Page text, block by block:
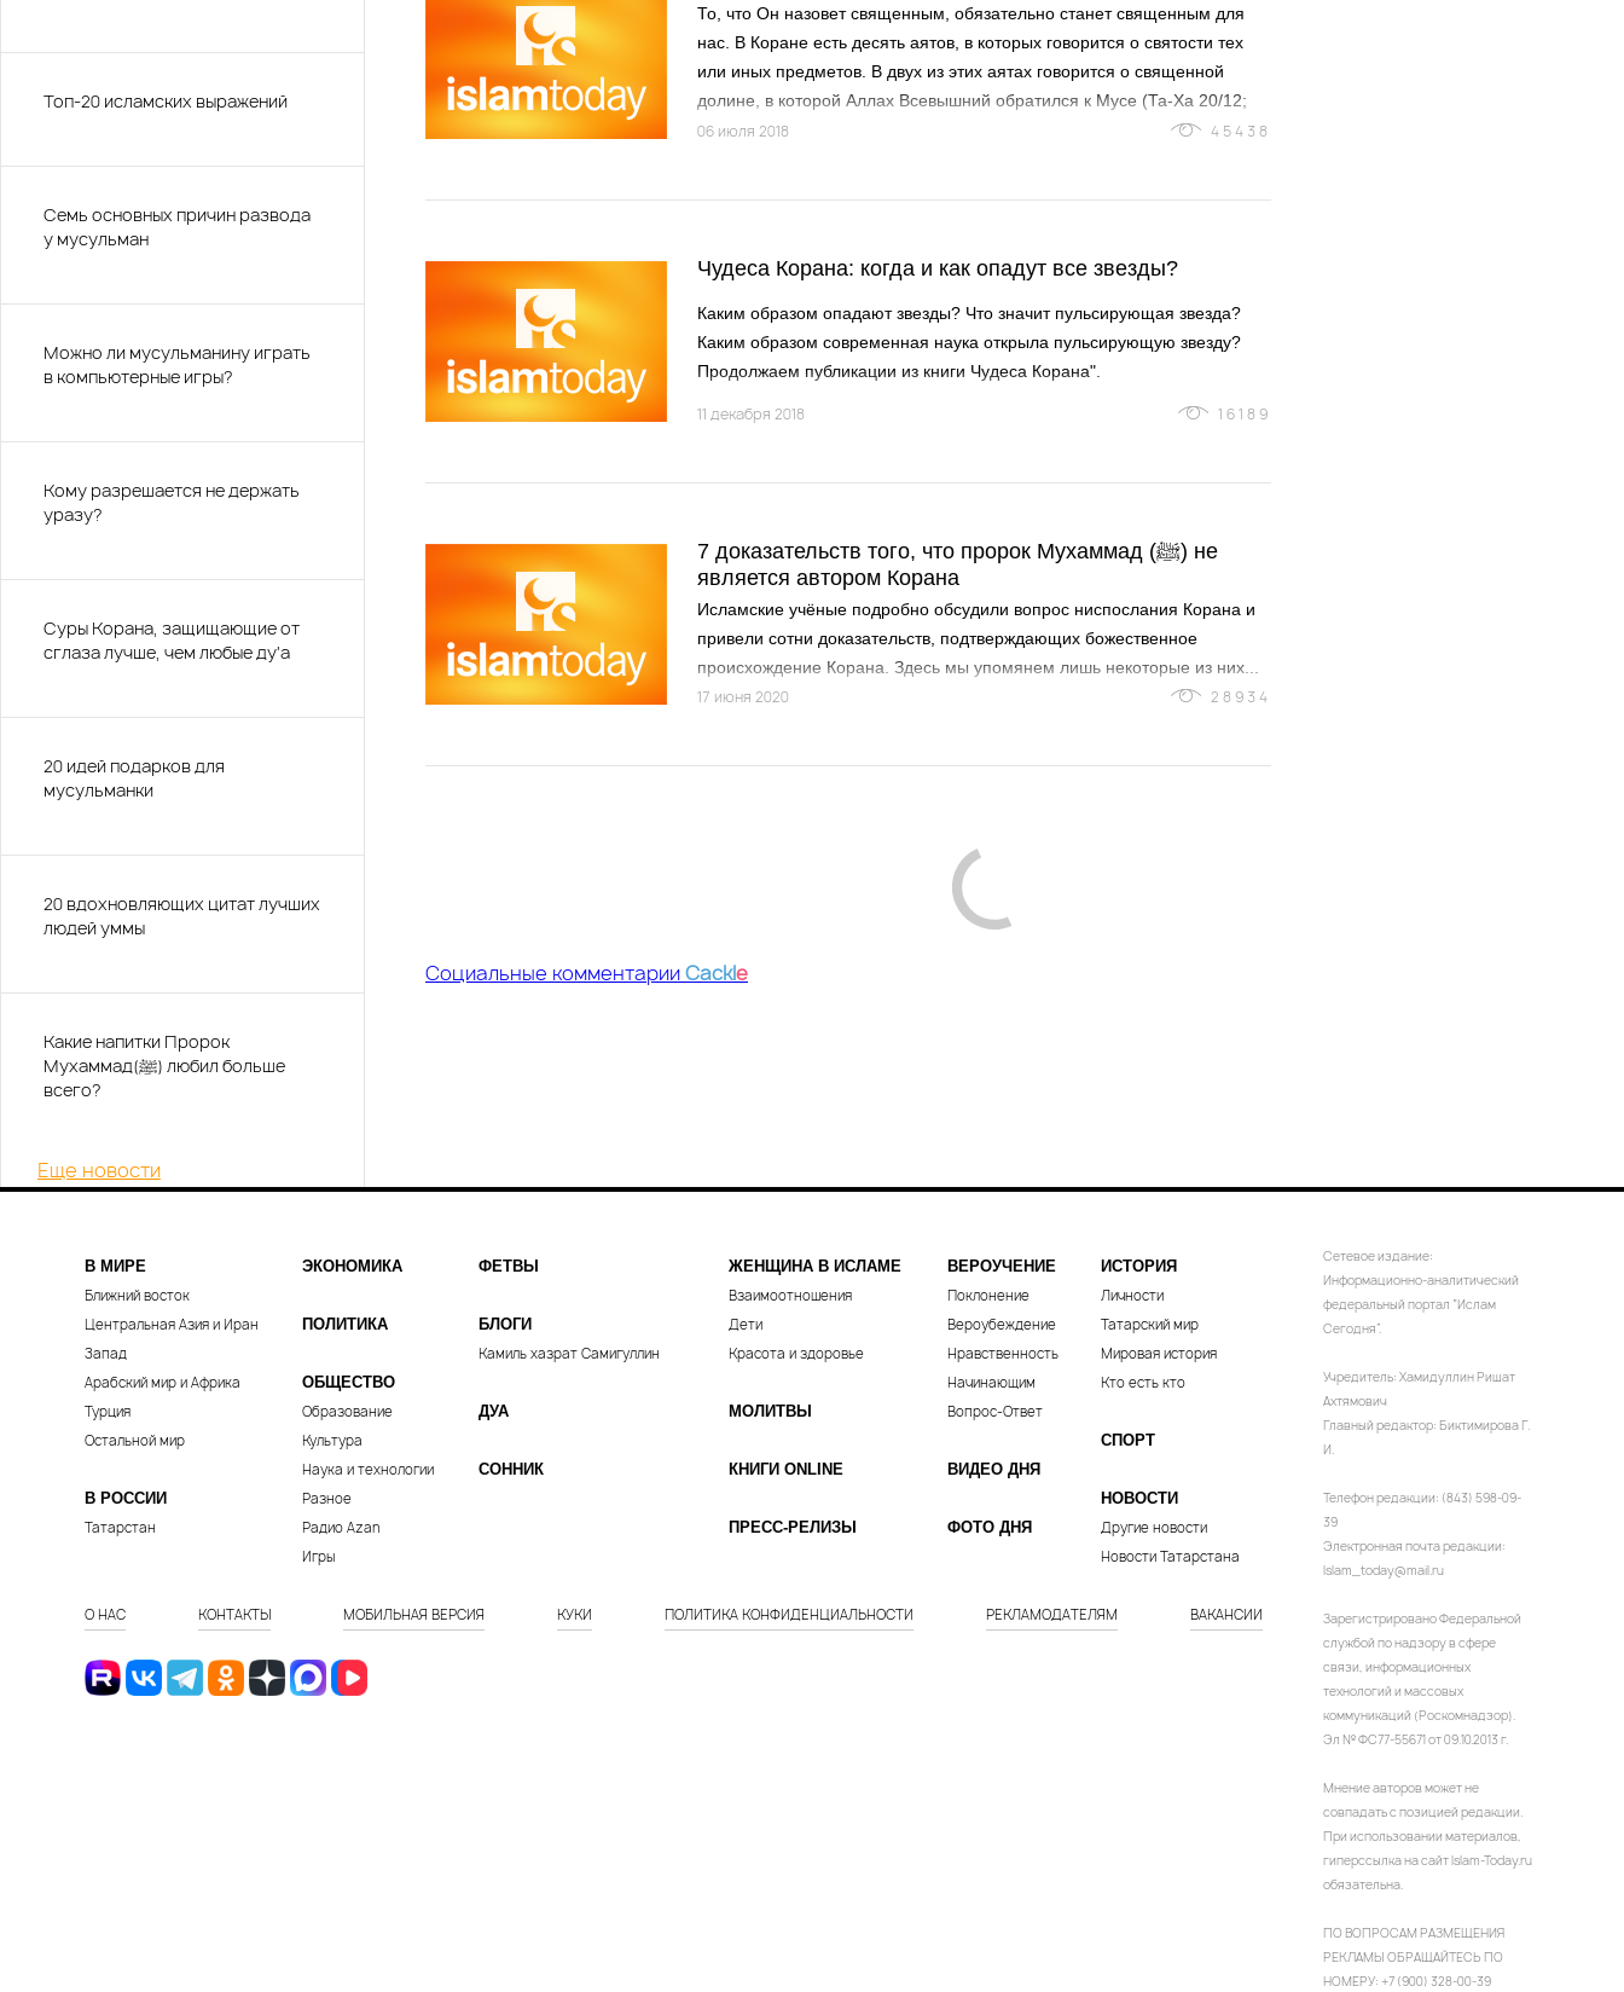
Топ-20 исламских выражений
Семь основных причин развода
у мусульман
Можно ли мусульманину играть
в компьютерные игры?
Кому разрешается не держать
уразу?
Суры Корана, защищающие от
сглаза лучше, чем любые ду'а
20 идей подарков для
мусульманки
20 вдохновляющих цитат лучших
людей уммы
Какие напитки Пророк
Мухаммад(ﷺ) любил больше
всего?
Еще новости
То, что Он назовет священным, обязательно станет священным для
нас. В Коране есть десять аятов, в которых говорится о святости тех
или иных предметов. В двух из этих аятах говорится о священной
долине, в которой Аллах Всевышний обратился к Мусе (Та-Ха 20/12;
ан-Назиат 79/16).
06 июля 2018 45438
Чудеса Корана: когда и как опадут все звезды?
Каким образом опадают звезды? Что значит пульсирующая звезда?
Каким образом современная наука открыла пульсирующую звезду?
Продолжаем публикации из книги Чудеса Корана".
11 декабря 2018 16189
7 доказательств того, что пророк Мухаммад (ﷺ) не
является автором Корана
Исламские учёные подробно обсудили вопрос ниспослания Корана и
привели сотни доказательств, подтверждающих божественное
происхождение Корана. Здесь мы упомянем лишь некоторые из них...
17 июня 2020 28934
Социальные комментарииCackle
В МИРЕ
Ближний восток
Центральная Азия и Иран
Запад
Арабский мир и Африка
Турция
Остальной мир
В РОССИИ
Татарстан
ЭКОНОМИКА
ПОЛИТИКА
ОБЩЕСТВО
Образование
Культура
Наука и технологии
Разное
Радио Azan
Игры
ФЕТВЫ
БЛОГИ
Камиль хазрат Самигуллин
ДУА
СОННИК
ЖЕНЩИНА В ИСЛАМЕ
Взаимоотношения
Дети
Красота и здоровье
МОЛИТВЫ
КНИГИ ONLINE
ПРЕСС-РЕЛИЗЫ
ВЕРОУЧЕНИЕ
Поклонение
Вероубеждение
Нравственность
Начинающим
Вопрос-Ответ
ВИДЕО ДНЯ
ФОТО ДНЯ
ИСТОРИЯ
Личности
Татарский мир
Мировая история
Кто есть кто
СПОРТ
НОВОСТИ
Другие новости
Новости Татарстана
О НАС КОНТАКТЫ МОБИЛЬНАЯ ВЕРСИЯ КУКИ ПОЛИТИКА КОНФИДЕНЦИАЛЬНОСТИ РЕКЛАМОДАТЕЛЯМ ВАКАНСИИ
Сетевое издание:
Информационно-аналитический
федеральный портал “Ислам
Сегодня”.
Учредитель: Хамидуллин Ришат
Ахтямович
Главный редактор: Биктимирова Г.
И.
Телефон редакции: (843) 598-09-
39
Электронная почта редакции:
Islam_today@mail.ru
Зарегистрировано Федеральной
службой по надзору в сфере
связи, информационных
технологий и массовых
коммуникаций (Роскомнадзор).
Эл № ФС77-55671 от 09.10.2013 г.
Мнение авторов может не
совпадать с позицией редакции.
При использовании материалов,
гиперссылка на сайт Islam-Today.ru
обязательна.
ПО ВОПРОСАМ РАЗМЕЩЕНИЯ
РЕКЛАМЫ ОБРАЩАЙТЕСЬ ПО
НОМЕРУ: +7 (900) 328-00-39